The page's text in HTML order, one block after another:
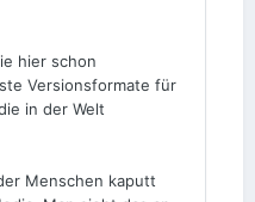
hier schon
Versionsformate für
in der Welt
Menschen kaputt